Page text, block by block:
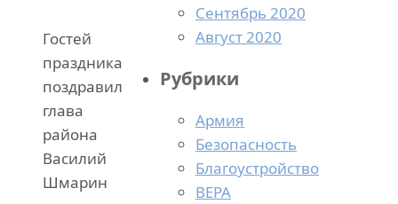
Гостей
праздника
поздравил
глава
района
Василий
Шмарин
Сентябрь 2020
Август 2020
Рубрики
Армия
Безопасность
Благоустройство
ВЕРА